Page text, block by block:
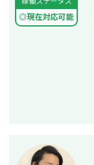
◎現在対応可能